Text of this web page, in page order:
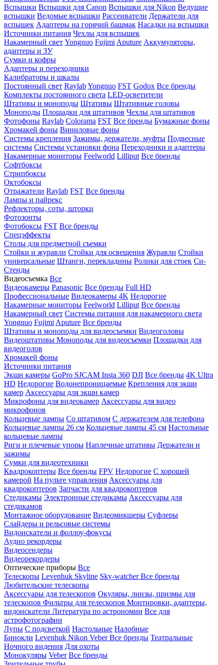
Вспышки Вспышки для Canon Вспышки для Nikon Ведущие
вспышки Ведомые вспышки Рассеиватели Держатели для
вспышек Адаптеры на горячий башмак Насадки на вспышки
Источники питания Чехлы для вспышек
Накамерный свет Yongnuo Fujimi Aputure Аккумуляторы,
адаптеры и ЗУ
Сумки и кофры
Адаптеры и переходники
Калибраторы и шкалы
Постоянный свет RaylabYongnuo FST Godox Все бренды
Комплекты постоянного света LED-осветители
Штативы и моноподы Штативы Штативные головы
Моноподы Площадки для штативов Чехлы для штативов
Фотофоны Raylab Colorama FST Все бренды Бумажные фоны
Хромакей фоны Виниловые фоны
Системы крепления Зажимы, держатели, муфты Подвесные
системы Системы установки фона Переходники и адаптеры
Накамерные мониторы Feelworld Lilliput Все бренды
Софтбоксы
Стрипбоксы
Октобоксы
Отражатели Raylab FST Все бренды
Лампы и пайрекс
Рефлекторы, соты, шторки
Фотозонты
Фотобоксы FST Все бренды
Спецэффекты
Столы для предметной съемки
Стойки и журавли Стойки для освещения Журавли Стойки
универсальные Штанги, перекладины Ролики для стоек Си-
Стенды
Видеосъемка Все
Видеокамеры Panasonic Все бренды Full HD
Профессиональные Видеокамеры 4K Недорогие
Накамерные мониторы Feelworld Lilliput Все бренды
Накамерный свет Системы питания для накамерного света
Yongnuo Fujimi Aputure Все бренды
Штативы и моноподы для видеосъемки Видеоголовы
Видеоштативы Моноподы для видеосъемки Площадки для
видеоголов
Хромакей фоны
Источники питания
Экшн камеры GoPro SJCAM Insta 360 DJI Все бренды 4K Ultra
HD Недорогие Водонепроницаемые Крепления для экшн
камер Аксессуары для экшн камер
Микрофоны для видеокамер Аксессуары для видео
микрофонов
Кольцевые лампы Со штативом C держателем для телефона
Кольцевые лампы 26 см Кольцевые лампы 45 см Настольные
кольцевые лампы
Риги и плечевые упоры Наплечные штативы Держатели и
зажимы
Сумки для видеотехники
Квадрокоптеры Все бренды FPV Недорогие С хорошей
камерой На пульте управления Аксессуары для
квадрокоптеров Запчасти для квадрокоптеров
Стедикамы Электронные стедикамы Аксессуары для
стедикамов
Монтажное оборудование Видеомикшеры Суфлеры
Слайдеры и рельсовые системы
Видоискатели и фоллоу-фокусы
Аудио рекордеры
Видеосендеры
Видеорекордеры
Оптические приборы Все
Телескопы Levenhuk Skyline Sky-watcherВсе бренды
Любительские телескопы
Аксессуары для телескопов Окуляры, линзы, призмы для
телескопов Фильтры для телескопов Монтировки, адаптеры,
видоискатели Литература по астрономии Все для
астрофотографии
Лупы С подсветкой Настольные Налобные
Бинокли Levenhuk Nikon VeberВсе бренды Театральные
Ночного видения Для охоты
Монокуляры Veber Все бренды